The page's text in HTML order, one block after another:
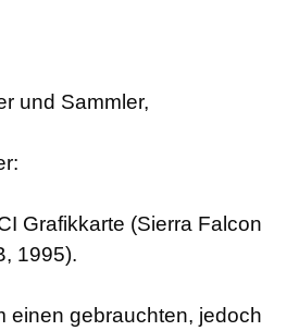
und Sammler,
Grafikkarte (Sierra Falcon
1995).
einen gebrauchten, jedoch